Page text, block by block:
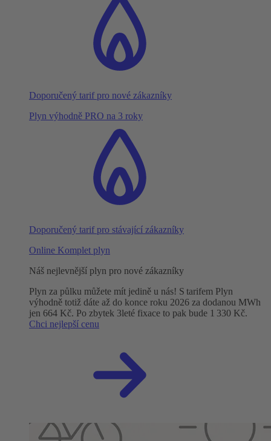
Doporučený tarif pro nové zákazníky
Plyn výhodně PRO na 3 roky
Doporučený tarif pro stávající zákazníky
Online Komplet plyn
Náš nejlevnější plyn pro nové zákazníky
Plyn za půlku můžete mít jedině u nás! S tarifem Plyn
výhodně totiž dáte až do konce roku 2026 za dodanou MWh
jen 664 Kč. Po zbytek 3leté fixace to pak bude 1 330 Kč.
Chci nejlepší cenu